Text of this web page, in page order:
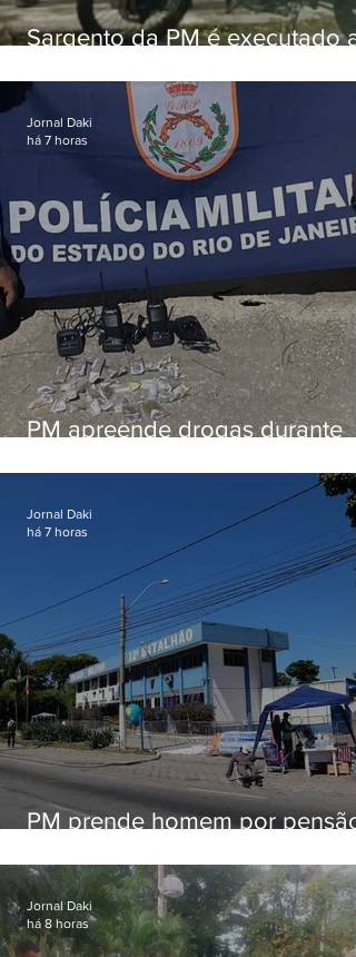
Sargento da PM é executado a
em Vaz Lobo
PM apreende drogas durante
Jornal Daki
há 7 horas
PM prende homem por pensão
Jornal Daki
há 7 horas
Jornal Daki
há 8 horas